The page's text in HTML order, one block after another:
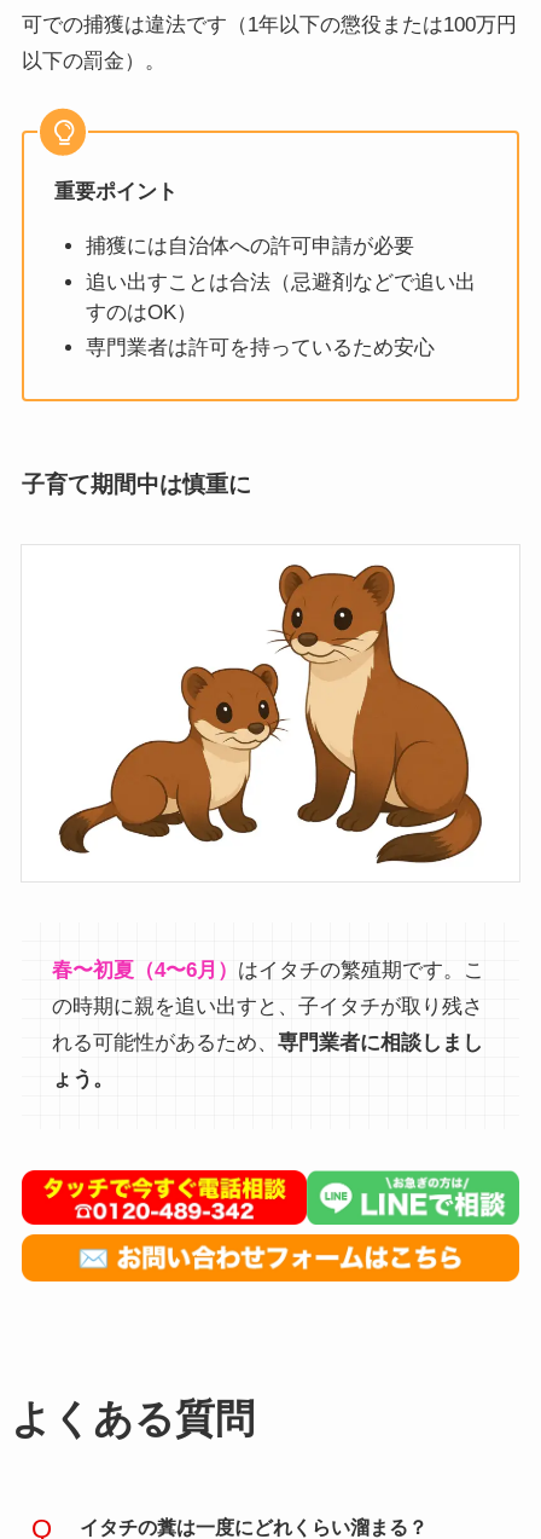
可での捕獲は違法です（1年以下の懲役または100万円
以下の罰金）。
重要ポイント
捕獲には自治体への許可申請が必要
追い出すことは合法（忌避剤などで追い出
すのはOK）
専門業者は許可を持っているため安心
子育て期間中は慎重に
春〜初夏（4〜6月） はイタチの繁殖期です。こ
の時期に親を追い出すと、子イタチが取り残さ
れる可能性があるため、専門業者に相談しまし
ょう。
よくある質問
イタチの糞は一度にどれくらい溜まる？